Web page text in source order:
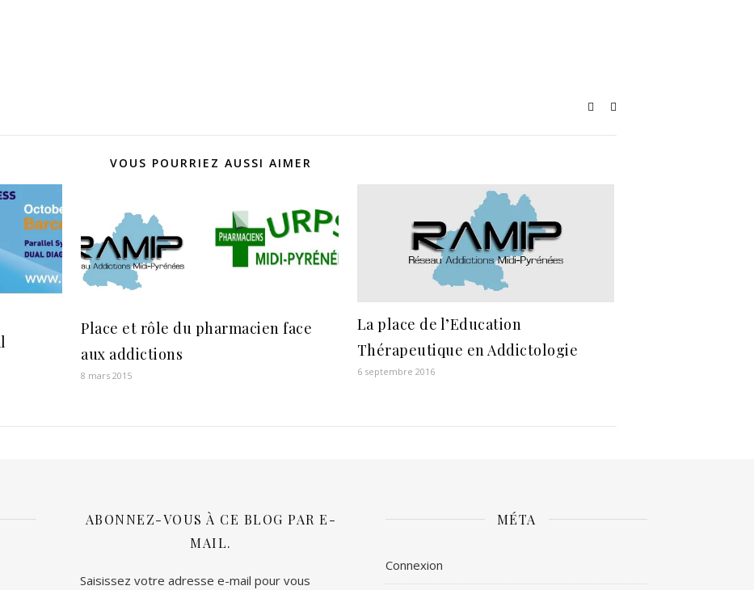
VOUS POURRIEZ AUSSI AIMER
Place et rôle du pharmacien face
aux addictions
8 mars 2015
La place de l’Education
Thérapeutique en Addictologie
6 septembre 2016
ABONNEZ-VOUS À CE BLOG PAR E-
MAIL.
Saisissez votre adresse e-mail pour vous
MÉTA
Connexion